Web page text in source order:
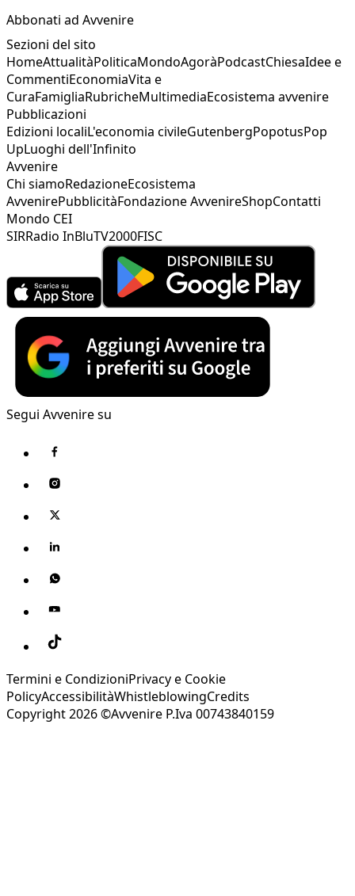
Abbonati ad Avvenire
Sezioni del sito
HomeAttualitàPoliticaMondoAgoràPodcastChiesaIdee e
CommentiEconomiaVita e
CuraFamigliaRubricheMultimediaEcosistema avvenire
Pubblicazioni
Edizioni localiL'economia civileGutenbergPopotusPop
UpLuoghi dell'Infinito
Avvenire
Chi siamoRedazioneEcosistema
AvvenirePubblicitàFondazione AvvenireShopContatti
Mondo CEI
SIRRadio InBluTV2000FISC
Segui Avvenire su
Termini e CondizioniPrivacy e Cookie
PolicyAccessibilitàWhistleblowingCredits
Copyright 2026 ©Avvenire P.Iva 00743840159